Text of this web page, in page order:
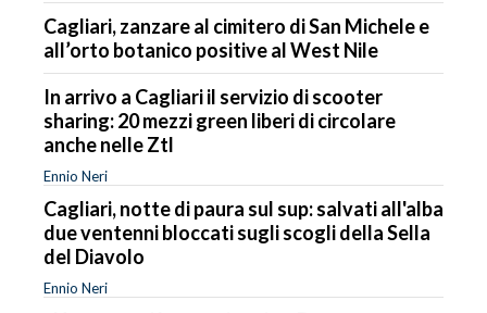
Cagliari, zanzare al cimitero di San Michele e
all’orto botanico positive al West Nile
In arrivo a Cagliari il servizio di scooter
sharing: 20 mezzi green liberi di circolare
anche nelle Ztl
Ennio Neri
Cagliari, notte di paura sul sup: salvati all'alba
due ventenni bloccati sugli scogli della Sella
del Diavolo
Ennio Neri